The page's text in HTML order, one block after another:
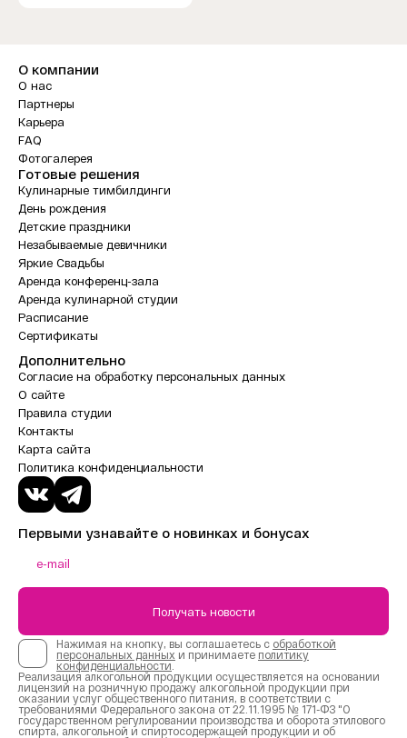
О компании
О нас
Партнеры
Карьера
FAQ
Фотогалерея
Готовые решения
Кулинарные тимбилдинги
День рождения
Детские праздники
Незабываемые девичники
Яркие Свадьбы
Аренда конференц-зала
Аренда кулинарной студии
Расписание
Сертификаты
Дополнительно
Согласие на обработку персональных данных
О сайте
Правила студии
Контакты
Карта сайта
Политика конфиденциальности
Первыми узнавайте о новинках и бонусах
Получать новости
Нажимая на кнопку, вы соглашаетесь с обработкой
персональных данных и принимаете политику
конфиденциальности.
Реализация алкогольной продукции осуществляется на основании
лицензий на розничную продажу алкогольной продукции при
оказании услуг общественного питания, в соответствии с
требованиями Федерального закона от 22.11.1995 № 171-ФЗ "О
государственном регулировании производства и оборота этилового
спирта, алкогольной и спиртосодержащей продукции и об